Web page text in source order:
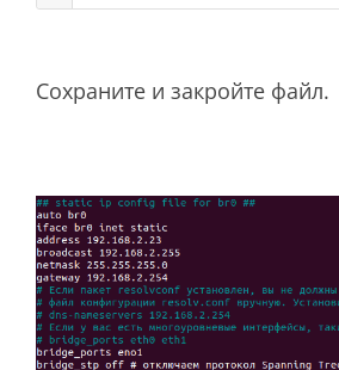
Сохраните и закройте файл.